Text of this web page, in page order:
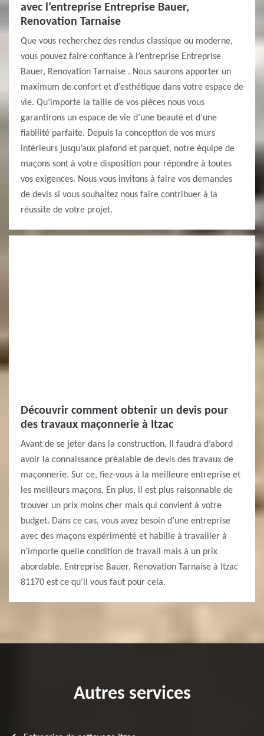
avec l’entreprise Entreprise Bauer,
Renovation Tarnaise
Que vous recherchez des rendus classique ou moderne,
vous pouvez faire confiance à l’entreprise Entreprise
Bauer, Renovation Tarnaise . Nous saurons apporter un
maximum de confort et d’esthétique dans votre espace de
vie. Qu’importe la taille de vos pièces nous vous
garantirons un espace de vie d’une beauté et d’une
fiabilité parfaite. Depuis la conception de vos murs
intérieurs jusqu’aux plafond et parquet, notre équipe de
maçons sont à votre disposition pour répondre à toutes
vos exigences. Nous vous invitons à faire vos demandes
de devis si vous souhaitez nous faire contribuer à la
réussite de votre projet.
Découvrir comment obtenir un devis pour
des travaux maçonnerie à Itzac
Avant de se jeter dans la construction, Il faudra d’abord
avoir la connaissance préalable de devis des travaux de
maçonnerie. Sur ce, fiez-vous à la meilleure entreprise et
les meilleurs maçons. En plus, il est plus raisonnable de
trouver un prix moins cher mais qui convient à votre
budget. Dans ce cas, vous avez besoin d’une entreprise
avec des maçons expérimenté et habille à travailler à
n’importe quelle condition de travail mais à un prix
abordable. Entreprise Bauer, Renovation Tarnaise à Itzac
81170 est ce qu’il vous faut pour cela.
Autres services